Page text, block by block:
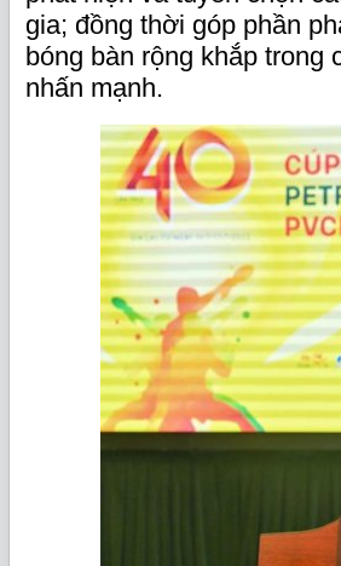
gia; đồng thời góp phần
bóng bàn rộng khắp trong
nhấn mạnh.